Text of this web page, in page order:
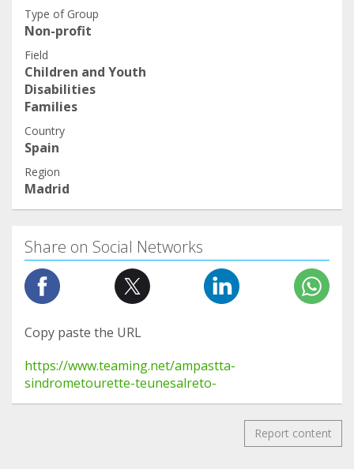
Type of Group
Non-profit
Field
Children and Youth
Disabilities
Families
Country
Spain
Region
Madrid
Share on Social Networks
Copy paste the URL
https://www.teaming.net/ampastta-
sindrometourette-teunesalreto-
Report content